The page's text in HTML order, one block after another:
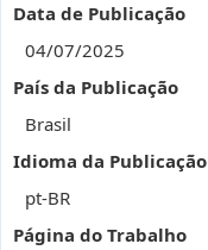
Data de Publicação
04/07/2025
País da Publicação
Brasil
Idioma da Publicação
pt-BR
Página do Trabalho